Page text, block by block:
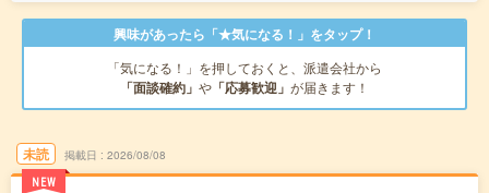
興味があったら「★気になる！」をタップ！
「気になる！」を押しておくと、派遣会社から
「面談確約」 や 「応募歓迎」 が届きます！
未読
NEW
掲載日 2026/08/08